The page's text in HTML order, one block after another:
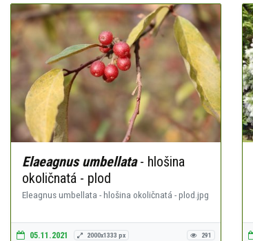
Elaeagnus umbellata- hlošina
okoličnatá - plod
Eleagnus umbellata - hlošina okoličnatá - plod.jpg
05.11.2021 2000x1333 px 291